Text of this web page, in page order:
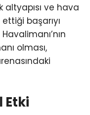
altyapısı ve hava
başarıyı
olması,
Etki